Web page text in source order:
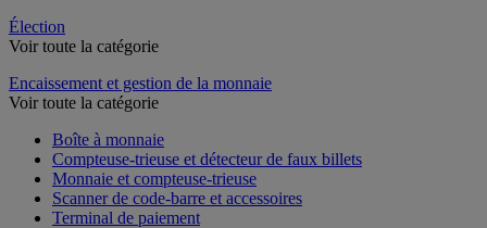
Élection
Voir toute la catégorie
Encaissement et gestion de la monnaie
Voir toute la catégorie
Boîte à monnaie
Compteuse-trieuse et détecteur de faux billets
Monnaie et compteuse-trieuse
Scanner de code-barre et accessoires
Terminal de paiement